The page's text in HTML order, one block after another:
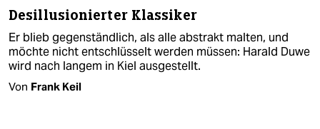
Desillusionierter Klassiker
Er blieb gegenständlich, als alle abstrakt malten, und
möchte nicht entschlüsselt werden müssen: Harald Duwe
wird nach langem in Kiel ausgestellt.
Von Frank Keil